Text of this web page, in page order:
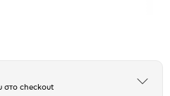
στο checkout
Άνοιξε